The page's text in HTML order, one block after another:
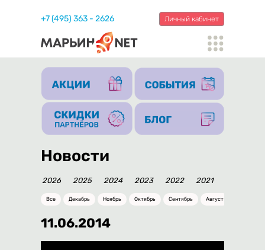
+7 (495) 363 - 2626 Личный кабинет
Новости
2026 2025 2024 2023 2022 2021
Все Декабрь Ноябрь Октябрь Сентябрь Август
11.06.2014